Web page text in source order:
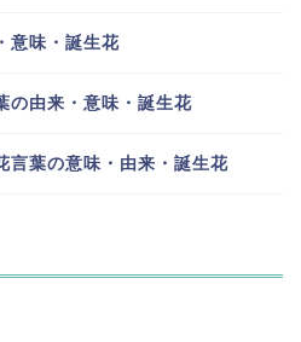
意味・誕生花
の由来・意味・誕生花
言葉の意味・由来・誕生花